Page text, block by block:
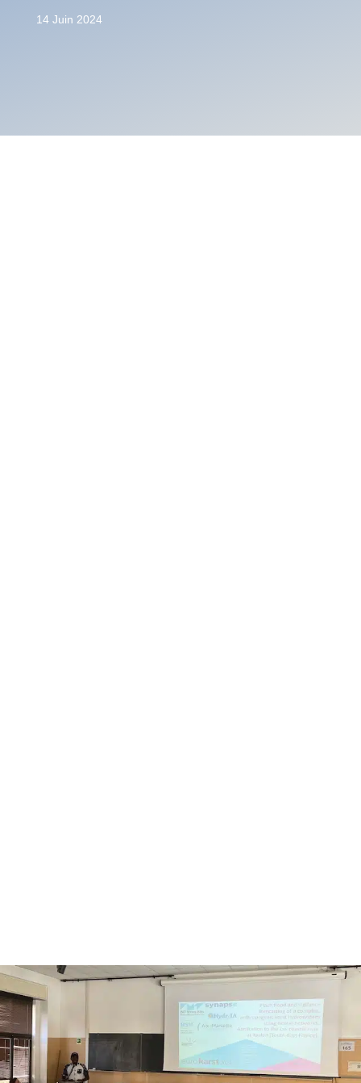
14 Juin 2024